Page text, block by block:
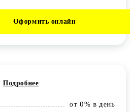
Оформить онлайн
Подробнее
от 0% в день